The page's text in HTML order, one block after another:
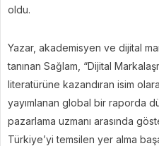
oldu.
Yazar, akademisyen ve dijital
tanınan Sağlam, “Dijital
literatürüne kazandıran isim
yayımlanan global bir raporda
pazarlama uzmanı arasında
Türkiye’yi temsilen yer alma